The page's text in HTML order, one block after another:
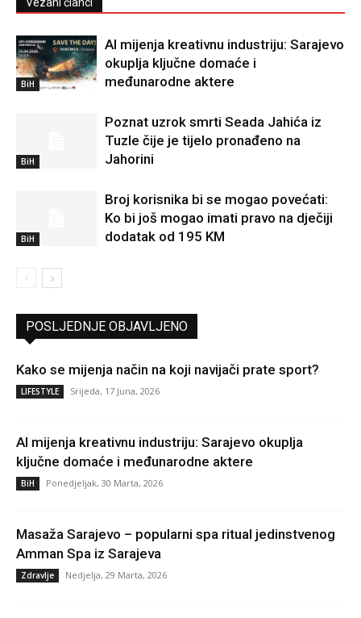
Vezani članci
BiH
AI mijenja kreativnu industriju: Sarajevo
okuplja ključne domaće i
međunarodne aktere
BiH
Poznat uzrok smrti Seada Jahića iz
Tuzle čije je tijelo pronađeno na
Jahorini
BiH
Broj korisnika bi se mogao povećati:
Ko bi još mogao imati pravo na dječiji
dodatak od 195 KM
POSLJEDNJE OBJAVLJENO
Kako se mijenja način na koji navijači prate sport?
LIFESTYLE Srijeda, 17 Juna, 2026
AI mijenja kreativnu industriju: Sarajevo okuplja
ključne domaće i međunarodne aktere
BiH Ponedjeljak, 30 Marta, 2026
Masaža Sarajevo – popularni spa ritual jedinstvenog
Amman Spa iz Sarajeva
Zdravlje Nedjelja, 29 Marta, 2026